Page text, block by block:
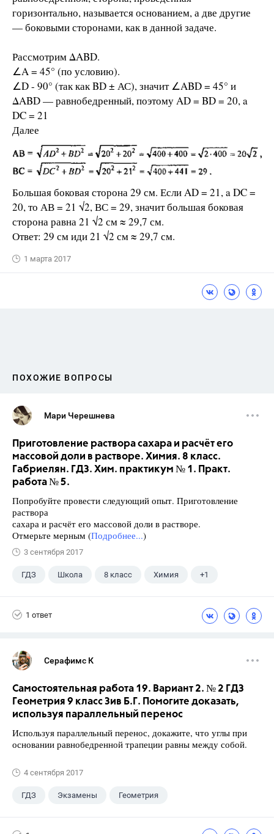
горизонтально, называется основанием, а две другие
— боковыми сторонами, как в данной задаче.
Рассмотрим ΔABD.
∠A = 45° (по условию).
∠D - 90° (так как BD ± АС), значит ∠ABD = 45° и
ΔABD — равнобедренный, поэтому AD = BD = 20, a
DC = 21
Далее
Большая боковая сторона 29 см. Если AD = 21, a DC =
20, то АВ = 21 √2, ВС = 29, значит большая боковая
сторона равна 21 √2 см ≈ 29,7 см.
Ответ: 29 см иди 21 √2 см ≈ 29,7 см.
1 марта 2017
ПОХОЖИЕ ВОПРОСЫ
Мари Черешнева
Приготовление раствора сахара и расчёт его
массовой доли в растворе. Химия. 8 класс.
Габриелян. ГДЗ. Хим. практикум № 1. Практ.
работа № 5.
Попробуйте провести следующий опыт. Приготовление
раствора
сахара и расчёт его массовой доли в растворе.
Отмерьте мерным (Подробнее...)
3 сентября 2017
ГДЗ Школа 8 класс Химия +1
1 ответ
Серафимс К
Самостоятельная работа 19. Вариант 2. № 2 ГДЗ
Геометрия 9 класс Зив Б.Г. Помогите доказать,
используя параллельный перенос
Используя параллельный перенос, докажите, что углы при
основании равнобедренной трапеции равны между собой.
4 сентября 2017
ГДЗ Экзамены Геометрия